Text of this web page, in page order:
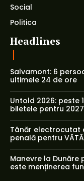
Social
Politica
Headlines
Salvamont: 6
ultimele 24 de ore
Untold 2026: peste
biletele pentru
Tânăr electrocutat
penală pentru
Manevre la
este menținerea